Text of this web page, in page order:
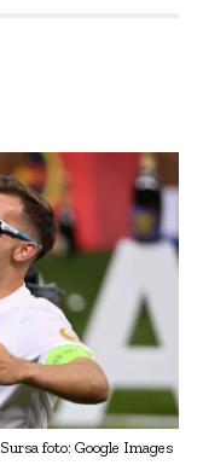
Sursa foto: Google Images